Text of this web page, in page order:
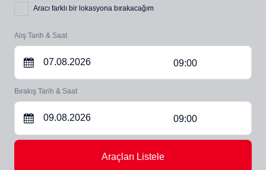
Aracı farklı bir lokasyona bırakacağım
Alış Tarih & Saat
09:00
Bırakış Tarih & Saat
09:00
Araçları Listele